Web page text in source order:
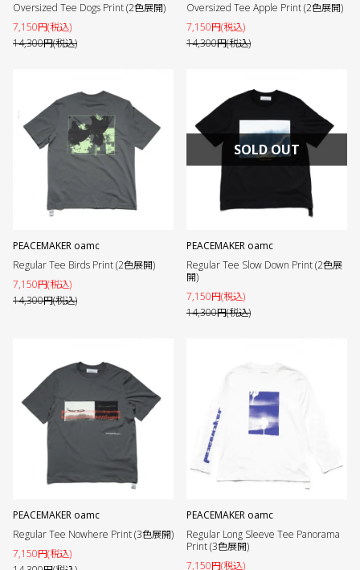
Oversized Tee Dogs Print (2色展開)
7,150円(税込)
14,300円(税込)
Oversized Tee Apple Print (2色展開)
7,150円(税込)
14,300円(税込)
PEACEMAKER oamc
Regular Tee Birds Print (2色展開)
7,150円(税込)
14,300円(税込)
SOLD OUT
PEACEMAKER oamc
Regular Tee Slow Down Print (2色展
開)
7,150円(税込)
14,300円(税込)
PEACEMAKER oamc
Regular Tee Nowhere Print (3色展開)
7,150円(税込)
PEACEMAKER oamc
Regular Long Sleeve Tee Panorama
Print (3色展開)
7,150円(税込)